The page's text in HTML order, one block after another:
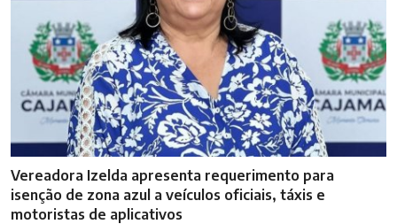
Vereadora Izelda apresenta requerimento para
isenção de zona azul a veículos oficiais, táxis e
motoristas de aplicativos